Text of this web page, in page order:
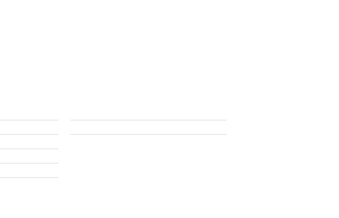
Políticas de privacidad
Terminos y condiciones